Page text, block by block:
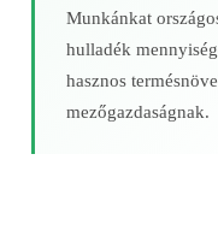
Munkánkat
hulladék
hasznos
mezőgazdaságnak.